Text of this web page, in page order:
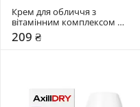
Крем для обличчя з
вітамінним комплексом
Hidehere 25 мл
209 ₴